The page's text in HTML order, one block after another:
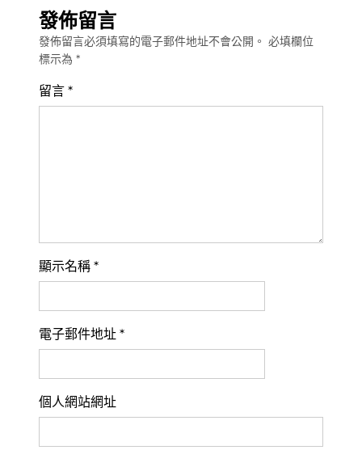
發佈留言
發佈留言必須填寫的電子郵件地址不會公開。 必填欄位
標示為 *
留言 *
顯示名稱 *
電子郵件地址 *
個人網站網址